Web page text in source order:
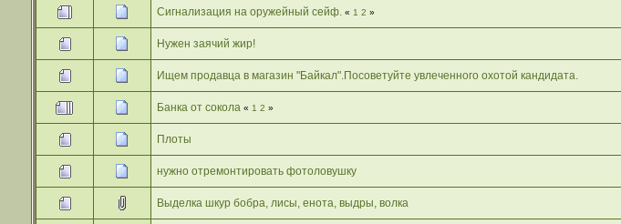
Сигнализация на оружейный сейф. « 1 2 »
Нужен заячий жир!
Ищем продавца в магазин "Байкал".Посоветуйте увлеченного охотой кандидата.
Банка от сокола « 1 2 »
Плоты
нужно отремонтировать фотоловушку
Выделка шкур бобра, лисы, енота, выдры, волка